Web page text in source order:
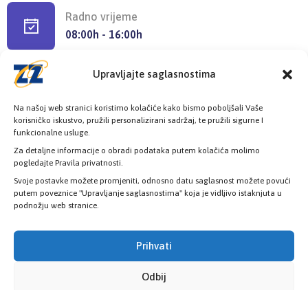
Upravljajte saglasnostima
Na našoj web stranici koristimo kolačiće kako bismo poboljšali Vaše
korisničko iskustvo, pružili personalizirani sadržaj, te pružili sigurne I
funkcionalne usluge.
Za detaljne informacije o obradi podataka putem kolačića molimo
pogledajte Pravila privatnosti.
Svoje postavke možete promjeniti, odnosno datu saglasnost možete povući
putem poveznice "Upravljanje saglasnostima" koja je vidljivo istaknjuta u
podnožju web stranice.
Prihvati
Odbij
Radno vrijeme
08:00h - 16:00h
Provjerite status vaše elektronske
zdravstvene kartice
PROVJERITE STATUS